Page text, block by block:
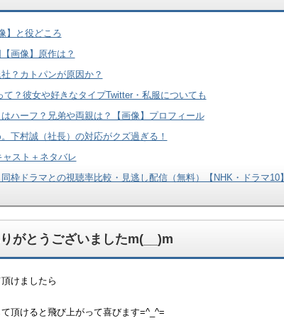
】と役どころ
画像】原作は？
？カトパンが原因か？
？彼女や好きなタイプTwitter・私服についても
ハーフ？兄弟や両親は？【画像】プロフィール
下村誠（社長）の対応がクズ過ぎる！
スト＋ネタバレ
ドラマとの視聴率比較・見逃し配信（無料）【NHK・ドラマ10】
がとうございましたm(__)m
けましたら
頂けると飛び上がって喜びます=^_^=